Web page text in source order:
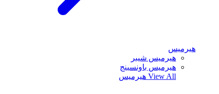
هيرميس
هيرميس شيبر
هيرميس باونسينج
View All هيرميس